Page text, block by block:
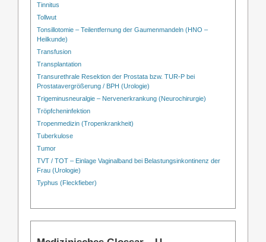
Tinnitus
Tollwut
Tonsillotomie – Teilentfernung der Gaumenmandeln (HNO –
Heilkunde)
Transfusion
Transplantation
Transurethrale Resektion der Prostata bzw. TUR-P bei
Prostatavergrößerung / BPH (Urologie)
Trigeminusneuralgie – Nervenerkrankung (Neurochirurgie)
Tröpfcheninfektion
Tropenmedizin (Tropenkrankheit)
Tuberkulose
Tumor
TVT / TOT – Einlage Vaginalband bei Belastungsinkontinenz der
Frau (Urologie)
Typhus (Fleckfieber)